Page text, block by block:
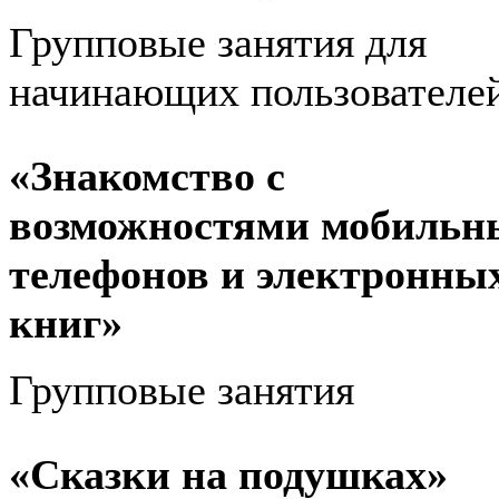
Групповые занятия для
начинающих
«Знакомство с
возможностями
телефонов и
книг»
Групповые занятия
«Сказки на подушках»